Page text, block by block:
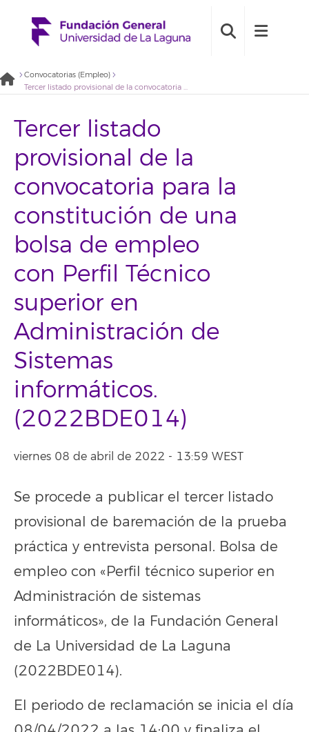
Convocatorias (Empleo)
Tercer listado provisional de la convocatoria para la constitución de una bolsa de empleo con Perfil Técnico superior en Administración de Sistemas informáticos. (2022BDE014)
Tercer listado
provisional de la
convocatoria para la
constitución de una
bolsa de empleo
con Perfil Técnico
superior en
Administración de
Sistemas
informáticos.
(2022BDE014)
viernes 08 de abril de 2022 - 13:59 WEST
Se procede a publicar el tercer listado
provisional de baremación de la prueba
práctica y entrevista personal. Bolsa de
empleo con «Perfil técnico superior en
Administración de sistemas
informáticos», de la Fundación General
de La Universidad de La Laguna
(2022BDE014).
El periodo de reclamación se inicia el día